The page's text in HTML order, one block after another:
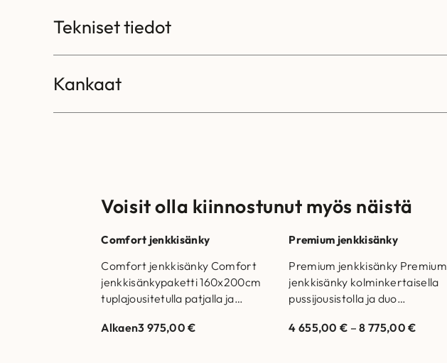
Tekniset tiedot
Kankaat
Voisit olla kiinnostunut myös näistä
Comfort jenkkisänky
Comfort jenkkisänky Comfort
jenkkisänkypaketti 160x200cm
tuplajousitetulla patjalla ja
joustosälepohjalla. Valmistettu
Alkaen3 975,00€
Premium jenkkisänky
Premium jenkkisänky Premium
jenkkisänky kolminkertaisella
pussijousistolla ja duo
Suomessa. Runkorakenne on
4 655,00€ –8 775,00€